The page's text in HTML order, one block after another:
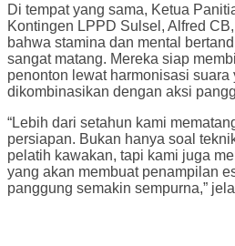
Di tempat yang sama, Ketua
Kontingen LPPD Sulsel, Alfred
bahwa stamina dan mental
sangat matang. Mereka siap
penonton lewat harmonisasi suara
dikombinasikan dengan aksi
“Lebih dari setahun kami
persiapan. Bukan hanya soal
pelatih kawakan, tapi kami juga
yang akan membuat penampilan
panggung semakin sempurna,”